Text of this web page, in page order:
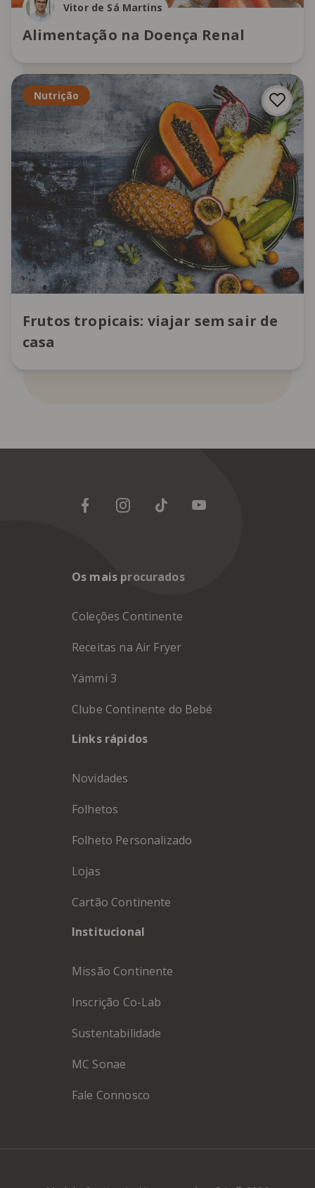
Vitor de Sá Martins
Alimentação na Doença Renal
Nutrição
Frutos tropicais: viajar sem sair de
casa
Os mais procurados
Coleções Continente
Receitas na Air Fryer
Yämmi 3
Clube Continente do Bebé
Links rápidos
Novidades
Folhetos
Folheto Personalizado
Lojas
Cartão Continente
Institucional
Missão Continente
Inscrição Co-Lab
Sustentabilidade
MC Sonae
Fale Connosco